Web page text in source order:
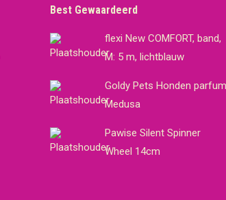
Best Gewaardeerd
flexi New COMFORT, band,
M: 5 m, lichtblauw
Goldy Pets Honden parfum
Medusa
Pawise Silent Spinner
Wheel 14cm